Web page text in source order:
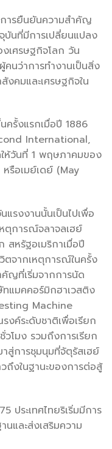
ารยืนยันความสำคัญ
บันที่มีการเปลี่ยนแปลง
งเศรษฐกิจโลก วัน
คนว่าการทำงานเป็นสิ่ง
คมและเศรษฐกิจใน
ครั้งแรกเมื่อปี 1886
International,
ห้วันที่ 1 พฤษภาคมของ
รือเมย์เดย์ (May
รงงานนั้นเป็นไปเพื่อ
ตุการณ์จลาจลเฮย์
สหรัฐอเมริกาเมื่อปี
ตจากเหตุการณ์ในครั้ง
ญที่เริ่มจากการนัด
แมคคอร์มิกฮาเวสติง
Machine
งค์ระดับชาติเพื่อเรียก
วโมง รวมถึงการเรียก
สู่การชุมนุมที่จัตุรัสเฮย์
ถึงในฐานะของการต่อสู้
ประเทศไทยริเริ่มมีการ
นและส่งเสริมความ